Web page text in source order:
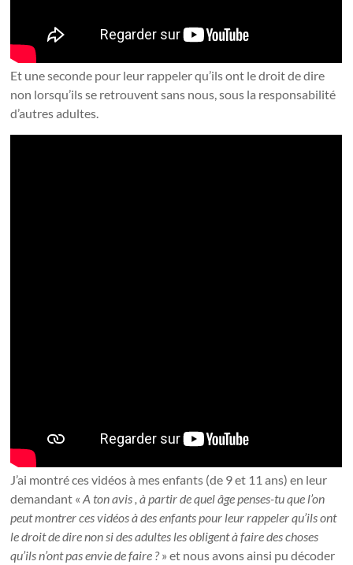
Et une seconde pour leur rappeler qu’ils ont le droit de dire
non lorsqu’ils se retrouvent sans nous, sous la responsabilité
d’autres adultes.
J’ai montré ces vidéos à mes enfants (de 9 et 11 ans) en leur
demandant «A ton avis , à partir de quel âge penses-tu que l’on
peut montrer ces vidéos à des enfants pour leur rappeler qu’ils ont
le droit de dire non si des adultes les obligent à faire des choses
qu’ils n’ont pas envie de faire ?» et nous avons ainsi pu décoder